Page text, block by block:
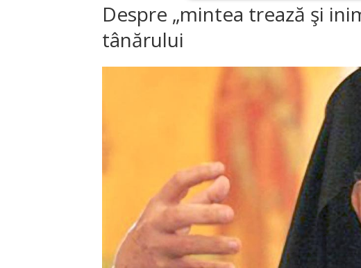
Despre „mintea trează şi
tânărului